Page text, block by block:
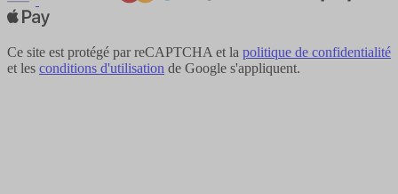
Ce site est protégé par reCAPTCHA et la politique de confidentialité
et les conditions d'utilisation de Google s'appliquent.